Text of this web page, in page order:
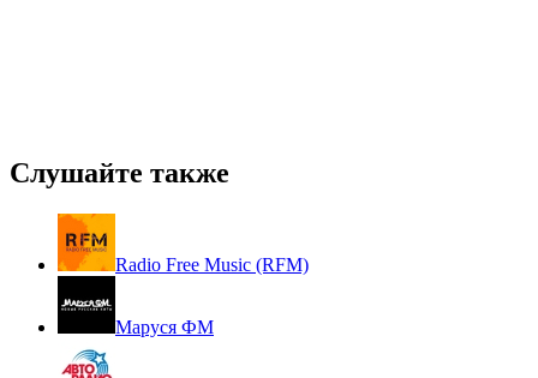
Слушайте также
Radio Free Music (RFM)
Маруся ФМ